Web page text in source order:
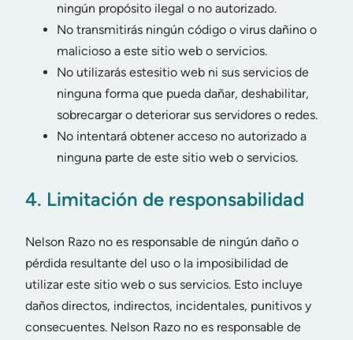
ningún propósito ilegal o no autorizado.
No transmitirás ningún código o virus dañino o
malicioso a este sitio web o servicios.
No utilizarás estesitio web ni sus servicios de
ninguna forma que pueda dañar, deshabilitar,
sobrecargar o deteriorar sus servidores o redes.
No intentará obtener acceso no autorizado a
ninguna parte de este sitio web o servicios.
4. Limitación de responsabilidad
Nelson Razo no es responsable de ningún daño o
pérdida resultante del uso o la imposibilidad de
utilizar este sitio web o sus servicios. Esto incluye
daños directos, indirectos, incidentales, punitivos y
consecuentes. Nelson Razo no es responsable de